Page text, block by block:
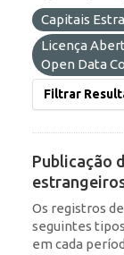
Capitais
Licença
Open Data
Filtrar
Publicação
Os registros
seguintes
em cada